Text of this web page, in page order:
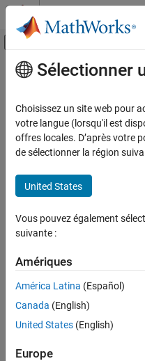
Passer au contenu
Activer/
Accueil de la documentation
Contenu principal
How
Sélectionner
Choisissez un site web pour
votre langue (lorsqu'il est
offres locales. D’après votre
de sélectionner la région
United States
Vous pouvez également
suivante :
Amériques
América Latina (Español)
Canada (English)
United States (English)
Europe